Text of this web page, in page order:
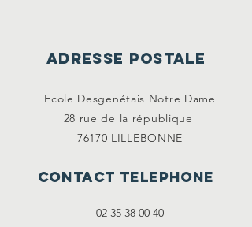
ADRESSE POSTALE
Ecole Desgenétais Notre Dame
28 rue de la république
76170 LILLEBONNE
CONTACT TELEPHONE
02 35 38 00 40